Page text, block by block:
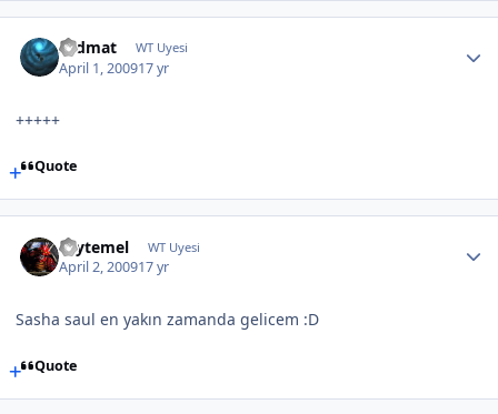
sadmat WT Uyesi
April 1, 200917 yr
+++++
Quote
caytemel WT Uyesi
April 2, 200917 yr
Sasha saul en yakın zamanda gelicem :D
Quote